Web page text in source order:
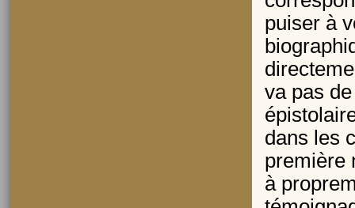
puiser à
va pas
dans les
première
à